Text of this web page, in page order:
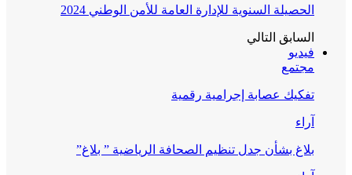
الحصيلة السنوية للإدارة العامة للأمن الوطني 2024
السابق التالي
فيديو
مجتمع
تفكيك عصابة إجرامية رقمية
آراء
بلاغ بشأن جدل تنظيم الصحافة الرياضية ” بلاغ”